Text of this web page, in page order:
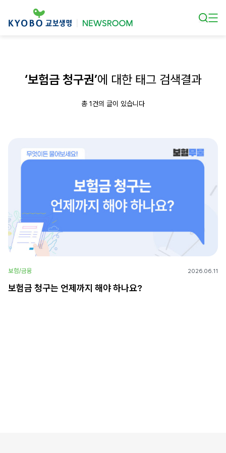
‘보험금 청구권’에 대한 태그 검색결과
총 1건의 글이 있습니다
보험/금융 2026.06.11
보험금 청구는 언제까지 해야 하나요?